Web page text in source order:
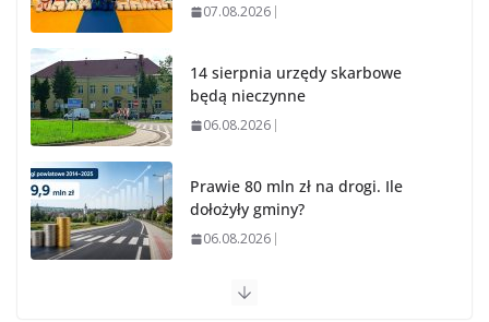
07.08.2026
14 sierpnia urzędy skarbowe
będą nieczynne
06.08.2026
Prawie 80 mln zł na drogi. Ile
dołożyły gminy?
06.08.2026
Szkoła we Władysławowie przechodzi modernizację